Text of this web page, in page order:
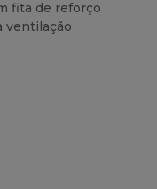
fita de reforço
ventilação